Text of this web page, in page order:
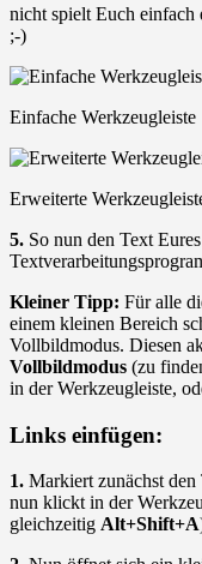
nicht spielt Euch einfach
;-)
Einfache Werkzeugleiste
Erweiterte
5. So nun den Text
Kleiner Tipp: Für alle
einem kleinen Bereich
Vollbildmodus. Diesen
Vollbildmodus (zu
in der Werkzeugleiste,
Links einfügen:
1. Markiert zunächst
nun klickt in der
gleichzeitig Alt+Shift+A